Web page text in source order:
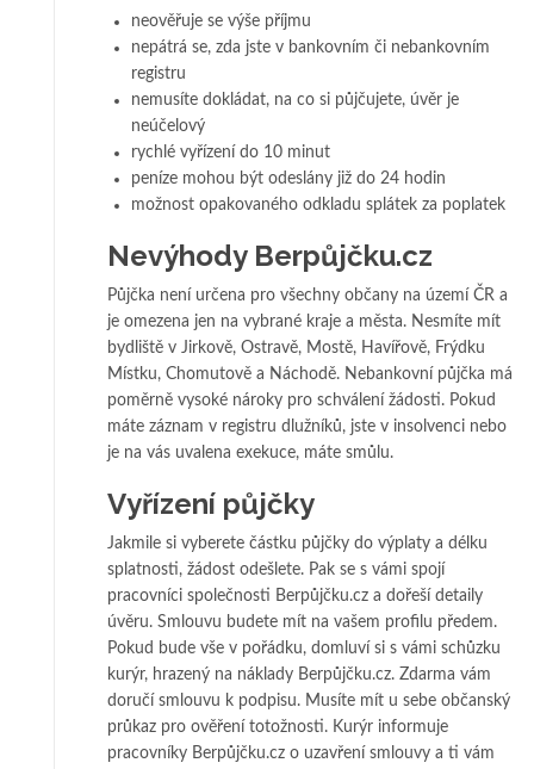
neověřuje se výše příjmu
nepátrá se, zda jste v bankovním či nebankovním
registru
nemusíte dokládat, na co si půjčujete, úvěr je
neúčelový
rychlé vyřízení do 10 minut
peníze mohou být odeslány již do 24 hodin
možnost opakovaného odkladu splátek za poplatek
Nevýhody Berpůjčku.cz
Půjčka není určena pro všechny občany na území ČR a
je omezena jen na vybrané kraje a města. Nesmíte mít
bydliště v Jirkově, Ostravě, Mostě, Havířově, Frýdku
Místku, Chomutově a Náchodě. Nebankovní půjčka má
poměrně vysoké nároky pro schválení žádosti. Pokud
máte záznam v registru dlužníků, jste v insolvenci nebo
je na vás uvalena exekuce, máte smůlu.
Vyřízení půjčky
Jakmile si vyberete částku půjčky do výplaty a délku
splatnosti, žádost odešlete. Pak se s vámi spojí
pracovníci společnosti Berpůjčku.cz a dořeší detaily
úvěru. Smlouvu budete mít na vašem profilu předem.
Pokud bude vše v pořádku, domluví si s vámi schůzku
kurýr, hrazený na náklady Berpůjčku.cz. Zdarma vám
doručí smlouvu k podpisu. Musíte mít u sebe občanský
průkaz pro ověření totožnosti. Kurýr informuje
pracovníky Berpůjčku.cz o uzavření smlouvy a ti vám